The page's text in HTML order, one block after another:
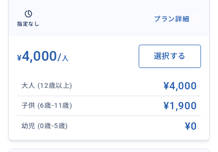
チケットを確認。
②グアム到着後、eチケット取得画面よりeチケットを
起動します。
※この時点からeチケットの有効時間が作動します。作
動したチケットは途中で停止できません。
[例]
1日チケットは作動させた日のみ有効。
指定なし
プラン詳細
¥4,000/人 選択する
大人 (12歳以上) ¥4,000
子供 (6歳-11歳) ¥1,900
幼児 (0歳-5歳) ¥0